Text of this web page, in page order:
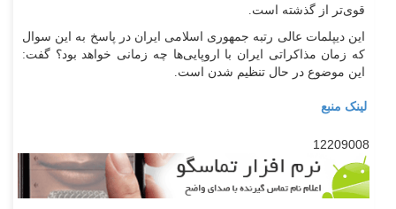
قوی‌تر از گذشته است.
این دیپلمات عالی رتبه جمهوری اسلامی ایران در پاسخ به این سوال
که زمان مذاکراتی ایران با اروپایی‌ها چه زمانی خواهد بود؟ گفت:
این موضوع در حال تنظیم شدن است.
لینک منبع
12209008